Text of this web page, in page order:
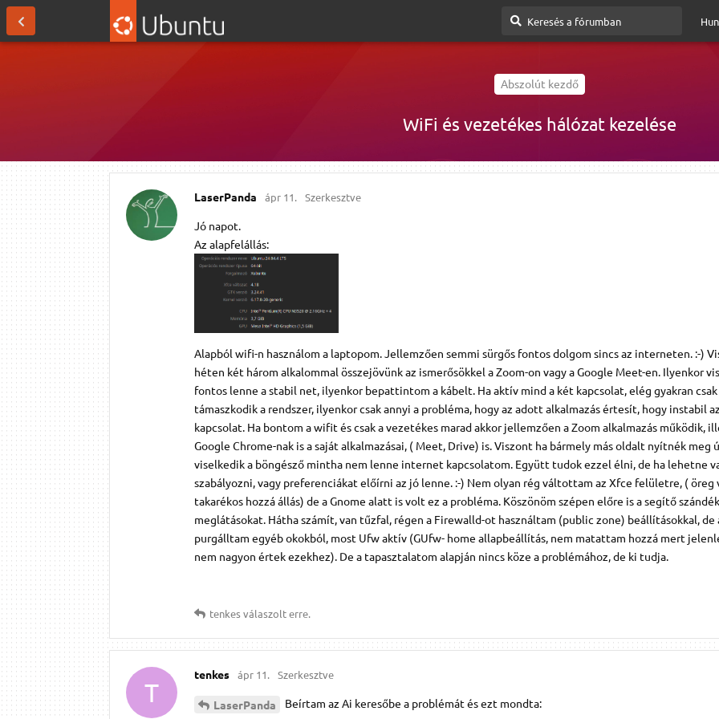
Abszolút kezdő
WiFi és vezetékes hálózat kezelése
LaserPanda ápr 11. Szerkesztve
Jó napot.
Az alapfelállás:
Alapból wifi-n használom a laptopom. Jellemzően semmi sürgős fontos dolgom sincs az interneten. :-)
héten két három alkalommal összejövünk az ismerősökkel a Zoom-on vagy a Google Meet-en. Ilyenkor
fontos lenne a stabil net, ilyenkor bepattintom a kábelt. Ha aktív mind a két kapcsolat, elég gyakran
támaszkodik a rendszer, ilyenkor csak annyi a probléma, hogy az adott alkalmazás értesít, hogy instabil
kapcsolat. Ha bontom a wifit és csak a vezetékes marad akkor jellemzően a Zoom alkalmazás működik,
Google Chrome-nak is a saját alkalmazásai, ( Meet, Drive) is. Viszont ha bármely más oldalt nyítnék meg
viselkedik a böngésző mintha nem lenne internet kapcsolatom. Együtt tudok ezzel élni, de ha lehetne
szabályozni, vagy preferenciákat előírni az jó lenne. :-) Nem olyan rég váltottam az Xfce felületre, ( öreg
takarékos hozzá állás) de a Gnome alatt is volt ez a probléma. Köszönöm szépen előre is a segítő
meglátásokat. Hátha számít, van tűzfal, régen a Firewalld-ot használtam (public zone) beállításokkal, de
purgálltam egyéb okokból, most Ufw aktív (GUfw- home allapbeállítás, nem matattam hozzá mert
nem nagyon értek ezekhez). De a tapasztalatom alapján nincs köze a problémához, de ki tudja.
tenkesválaszolt erre.
T
tenkes ápr 11. Szerkesztve
LaserPanda Beírtam az Ai keresőbe a problémát és ezt mondta: